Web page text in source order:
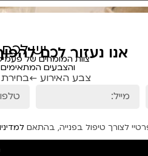
יש
אנו נעזור לכם
צוות המומחים של
והצבעים
צבע האירוע ←
לצורך טיפול בפנייה, בהתאם